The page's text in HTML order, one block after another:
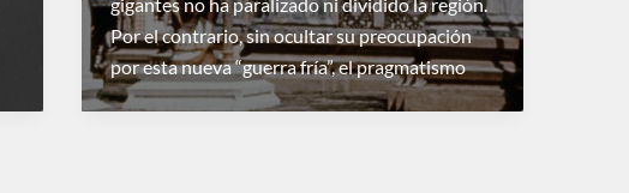
Por el contrario, sin ocultar su preocupación
por esta nueva “guerra fría”, el pragmatismo